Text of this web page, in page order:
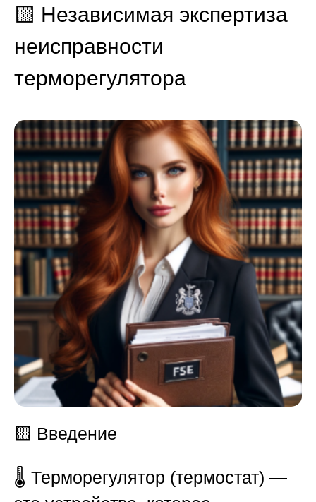
🟨 Независимая экспертиза
неисправности
терморегулятора
🟨 Введение
🌡️ Терморегулятор (термостат) —